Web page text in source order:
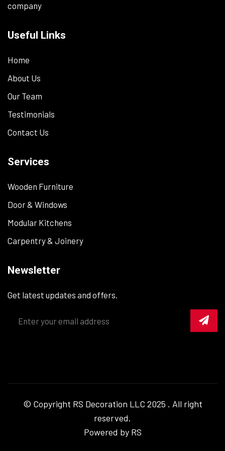
company
Useful Links
Home
About Us
Our Team
Testimonials
Contact Us
Services
Wooden Furniture
Door & Windows
Modular Kitchens
Carpentry & Joinery
Newsletter
Get latest updates and offers.
© Copyright RS Decoration LLC 2025 . All right
reserved.
Powered by RS